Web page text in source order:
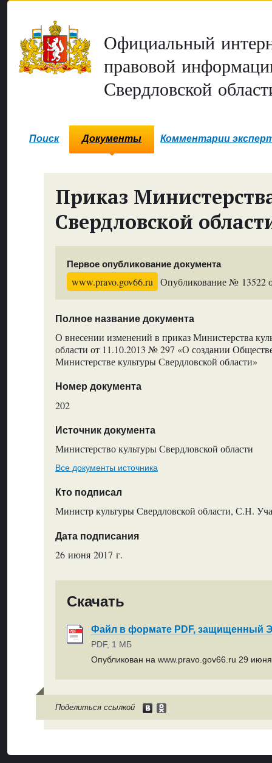
Официальный
правовой
Свердловской
Поиск Документы Комментарии
Приказ
Свердловской
Первое опубликование документа
www.pravo.gov66.ru Опубликование № 13522
Полное название документа
О внесении изменений в приказ Министерства
области от 11.10.2013 № 297 «О создании
Министерстве культуры Свердловской области»
Номер документа
202
Источник документа
Министерство культуры Свердловской области
Все документы источника
Кто подписал
Министр культуры Свердловской области, С.Н.
Дата подписания
26 июня 2017 г.
Скачать
Файл в формате PDF, защищенный
PDF, 1 МБ
Опубликован на www.pravo.gov66.ru 29 июня
Поделиться ссылкой